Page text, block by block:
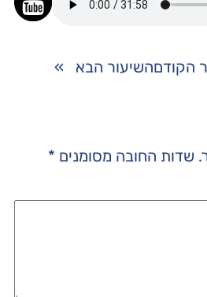
הקודםהשיעור הבא »
שדות החובה מסומנים *